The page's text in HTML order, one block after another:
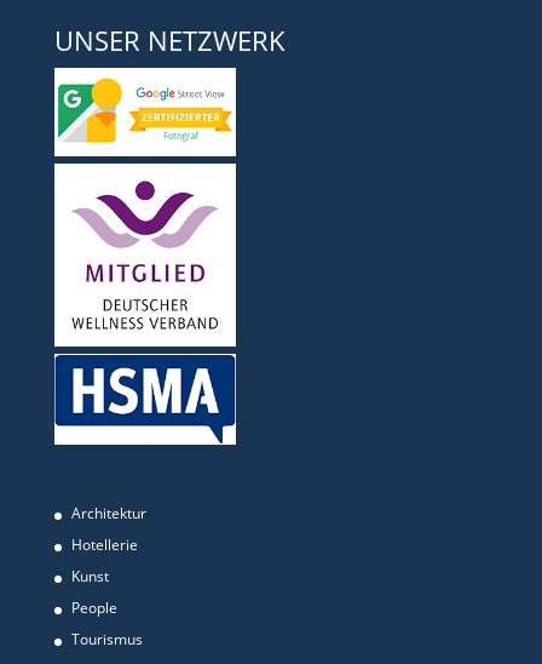
UNSER NETZWERK
Architektur
Hotellerie
Kunst
People
Tourismus